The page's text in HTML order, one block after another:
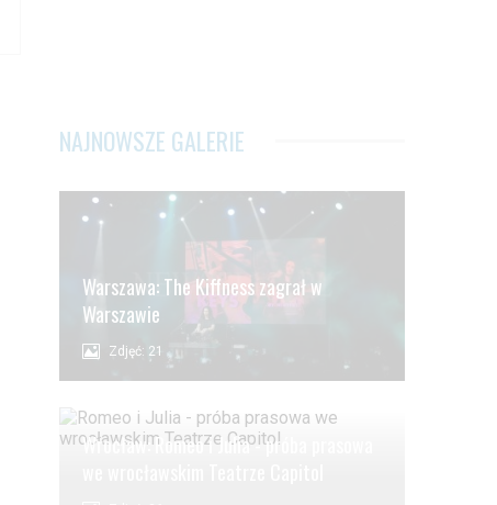
NAJNOWSZE GALERIE
Warszawa: The Kiffness zagrał w
Warszawie
Zdjęć: 21
Wrocław: Romeo i Julia - próba prasowa